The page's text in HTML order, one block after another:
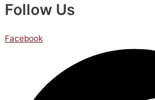
Follow Us
Facebook